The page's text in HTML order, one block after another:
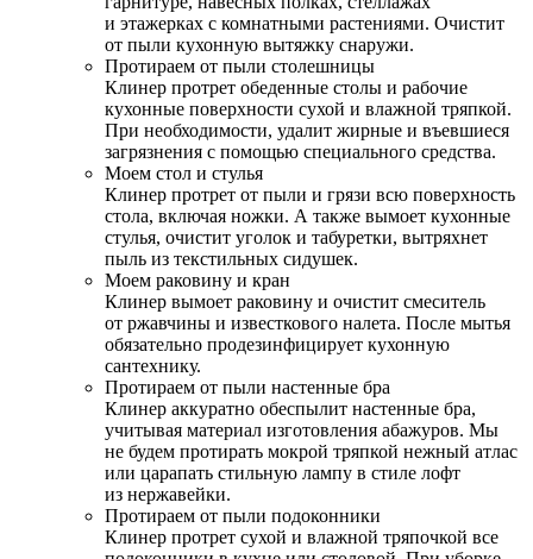
и этажерках с комнатными растениями. Очистит
от пыли кухонную вытяжку снаружи.
Протираем от пыли столешницы
Клинер протрет обеденные столы и рабочие
кухонные поверхности сухой и влажной тряпкой.
При необходимости, удалит жирные и въевшиеся
загрязнения с помощью специального средства.
Моем стол и стулья
Клинер протрет от пыли и грязи всю поверхность
стола, включая ножки. А также вымоет кухонные
стулья, очистит уголок и табуретки, вытряхнет
пыль из текстильных сидушек.
Моем раковину и кран
Клинер вымоет раковину и очистит смеситель
от ржавчины и известкового налета. После мытья
обязательно продезинфицирует кухонную
сантехнику.
Протираем от пыли настенные бра
Клинер аккуратно обеспылит настенные бра,
учитывая материал изготовления абажуров. Мы
не будем протирать мокрой тряпкой нежный атлас
или царапать стильную лампу в стиле лофт
из нержавейки.
Протираем от пыли подоконники
Клинер протрет сухой и влажной тряпочкой все